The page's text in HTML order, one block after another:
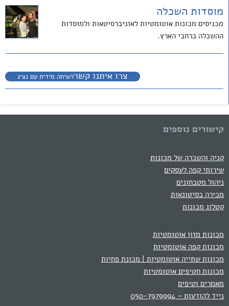
מוסדות השכלה
מכניסים מכונות אוטומטיות לאוניברסיטאות ולמוסדות
ההשכלה ברחבי הארץ.
צרו איתנו קשרלשיחה מידית עם נציג
קישורים נוספים
קניה והשכרה של מכונות
שירותי קפה לעסקים
ניהול מטבחונים
מכירה בסיטונאות
קטלוג מכונות
מכונות מזון אוטומטיות
מכונות קפה אוטומטיות
מכונות שתייה אוטומטיות | מכונת פחיות
מכונות חטיפים אוטומטיות
מאמרים וטיפים
נייד להודעות – 050-7979994